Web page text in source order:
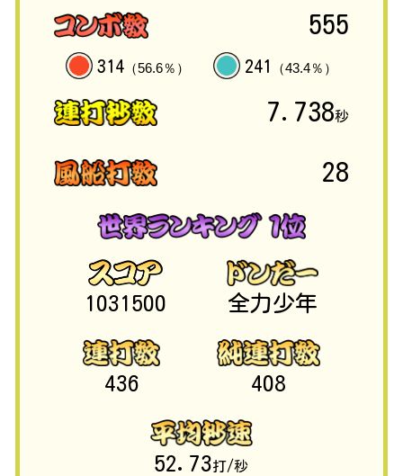
555
314 （56.6％） 241 （43.4％）
7.738秒
28
1031500 全力少年
436 408
52.73打/秒